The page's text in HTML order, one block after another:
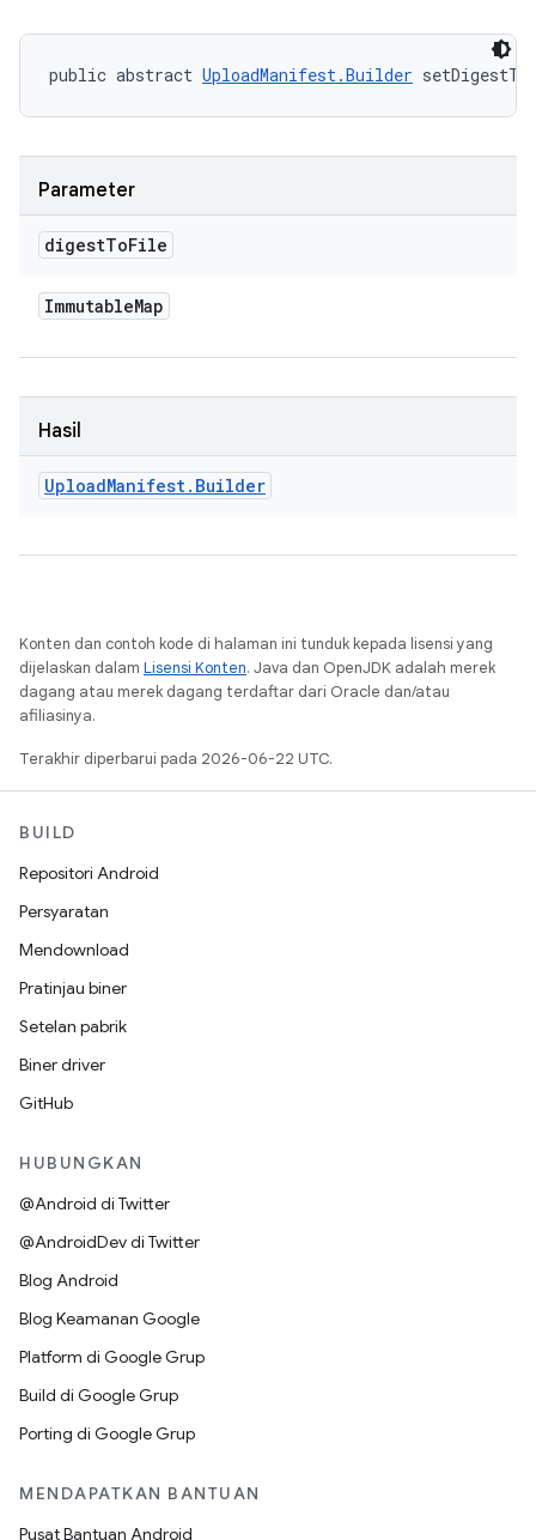
public abstract UploadManifest.Builder
Parameter
digestToFile
ImmutableMap
Hasil
UploadManifest. Builder
Konten dan contoh kode di halaman ini tunduk kepada lisensi yang
dijelaskan dalam Lisensi Konten. Java dan OpenJDK adalah merek
dagang atau merek dagang terdaftar dari Oracle dan/atau
afiliasinya.
Terakhir diperbarui pada 2026-06-22 UTC.
BUILD
Repositori Android
Persyaratan
Mendownload
Pratinjau biner
Setelan pabrik
Biner driver
GitHub
HUBUNGKAN
@Android di Twitter
@AndroidDev di Twitter
Blog Android
Blog Keamanan Google
Platform di Google Grup
Build di Google Grup
Porting di Google Grup
MENDAPATKAN BANTUAN
Pusat Bantuan Android